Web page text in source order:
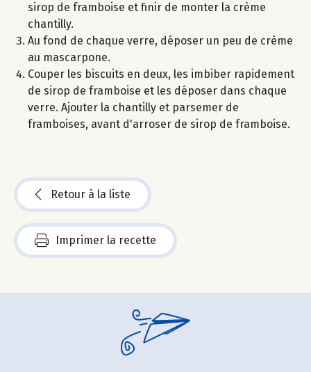
sirop de framboise et finir de monter la crème
chantilly.
Au fond de chaque verre, déposer un peu de crème
au mascarpone.
Couper les biscuits en deux, les imbiber rapidement
de sirop de framboise et les déposer dans chaque
verre. Ajouter la chantilly et parsemer de
framboises, avant d'arroser de sirop de framboise.
Retour à la liste
Imprimer la recette